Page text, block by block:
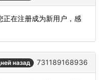
正在注册成为新用户，感
назад 731189168936